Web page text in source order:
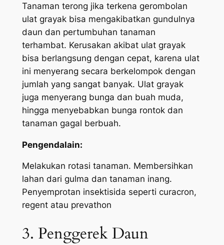
Tanaman terong jika terkena gerombolan
ulat grayak bisa mengakibatkan gundulnya
daun dan pertumbuhan tanaman
terhambat. Kerusakan akibat ulat grayak
bisa berlangsung dengan cepat, karena ulat
ini menyerang secara berkelompok dengan
jumlah yang sangat banyak. Ulat grayak
juga menyerang bunga dan buah muda,
hingga menyebabkan bunga rontok dan
tanaman gagal berbuah.
Pengendalain:
Melakukan rotasi tanaman. Membersihkan
lahan dari gulma dan tanaman inang.
Penyemprotan insektisida seperti curacron,
regent atau prevathon
3. Penggerek Daun